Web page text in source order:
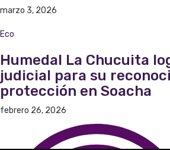
marzo 3, 2026
Eco
Humedal La Chucuita
judicial para su
protección en Soacha
febrero 26, 2026